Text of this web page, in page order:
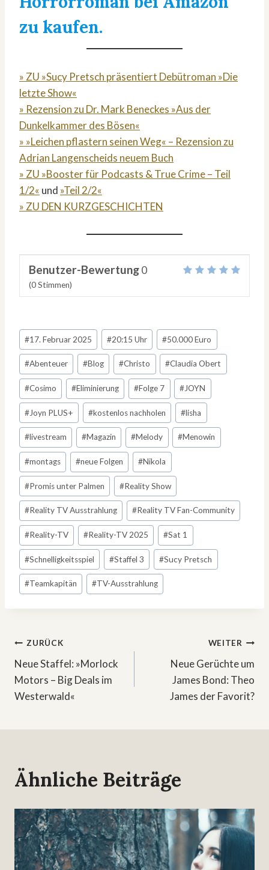
zu kaufen.
» ZU »Sucy Pretsch präsentiert Debütroman »Die
letzte Show«
» Rezension zu Dr. Mark Beneckes »Aus der
Dunkelkammer des Bösen«
» »Leichen pflastern seinen Weg« – Rezension zu
Adrian Langenscheids neuem Buch
» ZU »Booster für Podcasts & True Crime – Teil
1/2« und »Teil 2/2«
» ZU DEN KURZGESCHICHTEN
Benutzer-Bewertung0
(0Stimmen)
Schlagworte:
#17. Februar 2025 #20:15 Uhr #50.000 Euro
#Abenteuer #Blog #Christo #Claudia Obert
#Cosimo #Eliminierung #Folge 7 #JOYN
#Joyn PLUS+ #kostenlos nachholen #lisha
#livestream #Magazin #Melody #Menowin
#montags #neue Folgen #Nikola
#Promis unter Palmen #Reality Show
#Reality TV Ausstrahlung #Reality TV Fan-Community
#Reality-TV #Reality-TV 2025 #Sat 1
#Schnelligkeitsspiel #Staffel 3 #Sucy Pretsch
#Teamkapitän #TV-Ausstrahlung
Beitragsnavigation
ZURÜCK
Neue Staffel: »Morlock
Motors – Big Deals im
Westerwald«
WEITER
Neue Gerüchte um
James Bond: Theo
James der Favorit?
Ähnliche Beiträge